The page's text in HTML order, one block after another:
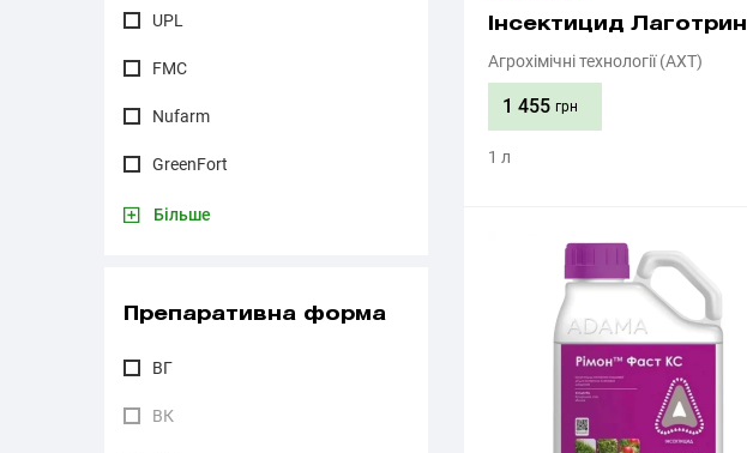
UPL
FMC
Nufarm
GreenFort
Більше
Препаративна форма
ВГ
ВК
Інсектицид Лаготрин
Агрохімічні технології (АХТ)
1 455 грн
1 л